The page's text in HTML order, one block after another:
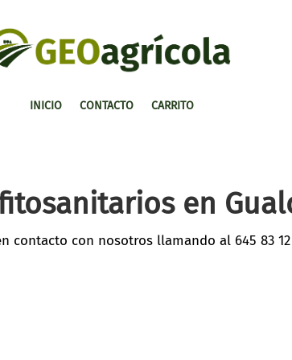
INICIO CONTACTO CARRITO
en
contacto con nosotros llamando al 645 83